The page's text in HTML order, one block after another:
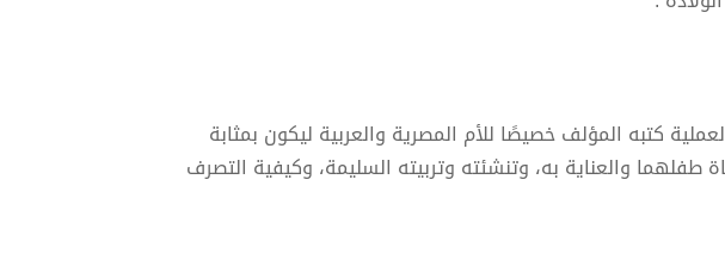
كتبه المؤلف خصيصًا للأم المصرية والعربية ليكون بمثابة
طفلهما والعناية به، وتنشئته وتربيته السليمة، وكيفية التصرف